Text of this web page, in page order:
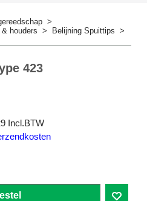
>
houders > Belijning Spuittips >
423
Incl.BTW